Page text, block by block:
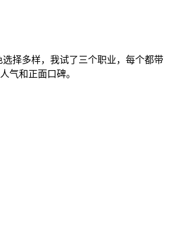
择多样，我试了三个职业，每个都带
气和正面口碑。